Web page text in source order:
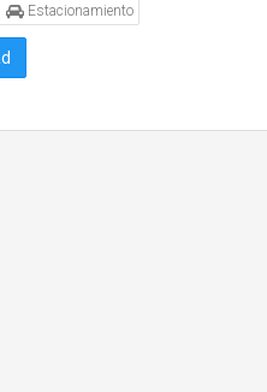
Estacionamiento